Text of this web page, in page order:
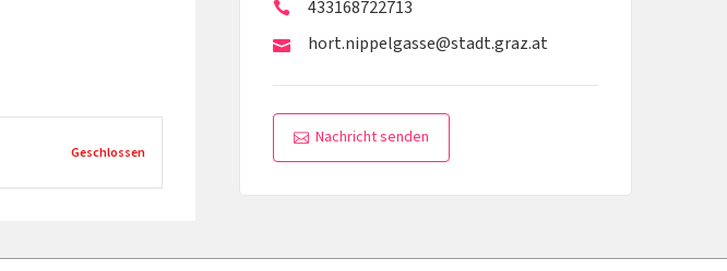
Geschlossen
433168722713
hort.nippelgasse@stadt.graz.at
Nachricht senden